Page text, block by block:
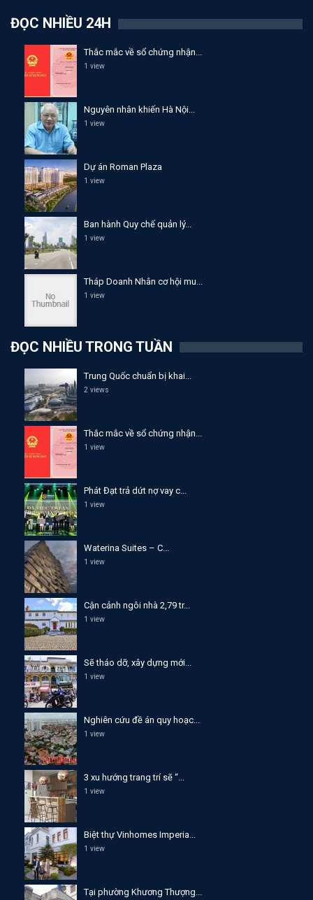
ĐỌC NHIỀU 24H
Thắc mắc về sổ chứng nhận...
1 view
Nguyên nhân khiến Hà Nội...
1 view
Dự án Roman Plaza
1 view
Ban hành Quy chế quản lý...
1 view
Tháp Doanh Nhân cơ hội mu...
1 view
ĐỌC NHIỀU TRONG TUẦN
Trung Quốc chuẩn bị khai...
2 views
Thắc mắc về sổ chứng nhận...
1 view
Phát Đạt trả dứt nợ vay c...
1 view
Waterina Suites – C...
1 view
Cận cảnh ngôi nhà 2,79 tr...
1 view
Sẽ tháo dỡ, xây dựng mới...
1 view
Nghiên cứu đề án quy hoạc...
1 view
3 xu hướng trang trí sẽ “...
1 view
Biệt thự Vinhomes Imperia...
1 view
Tại phường Khương Thượng...